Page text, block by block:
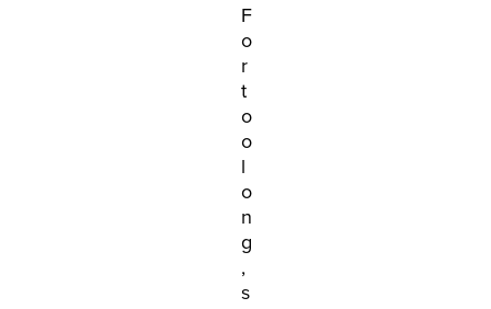
F
o
r
t
o
o
l
o
n
g
,
s